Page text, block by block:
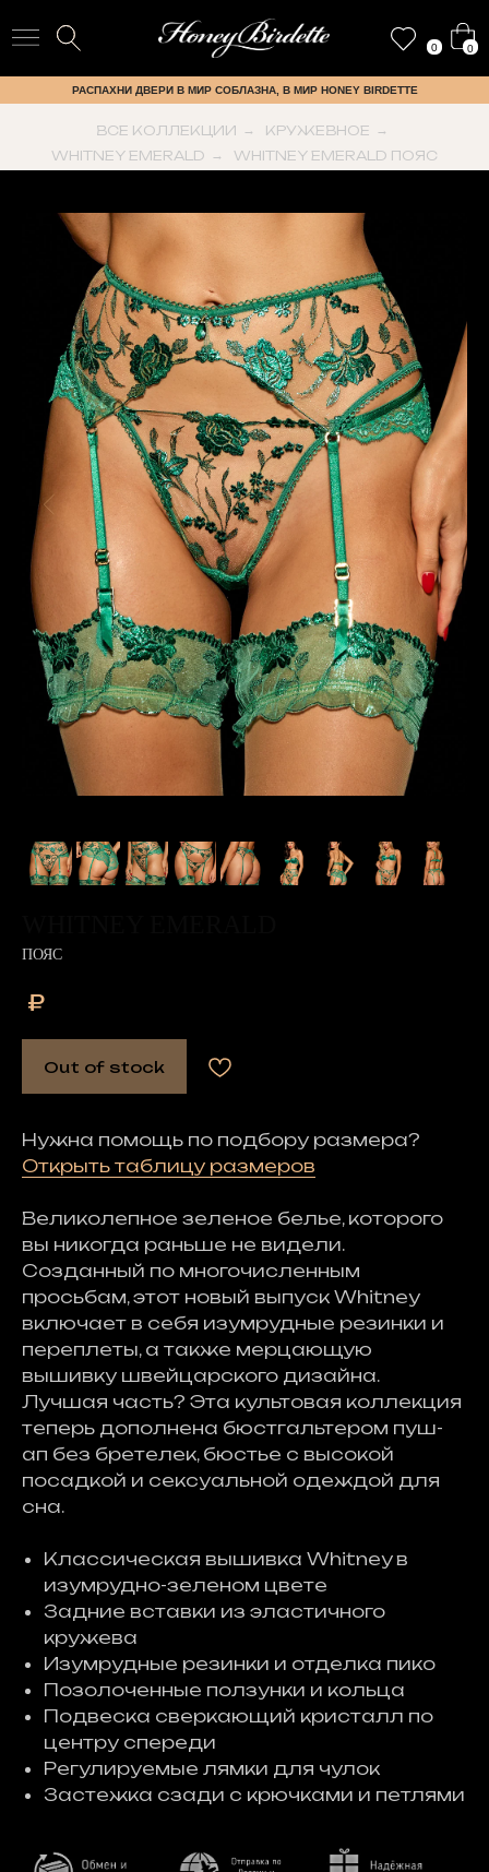
0 0
РАСПАХНИ ДВЕРИ В МИР СОБЛАЗНА, В МИР HONEY BIRDETTE
ВСЕ КОЛЛЕКЦИИ → КРУЖЕВНОЕ →
WHITNEY EMERALD → WHITNEY EMERALD ПОЯС
ПОЯС
₽
Out of stock
Нужна помощь по подбору размера?
Открыть таблицу размеров
Великолепное зеленое белье, которого
вы никогда раньше не видели.
Созданный по многочисленным
просьбам, этот новый выпуск Whitney
включает в себя изумрудные резинки и
переплеты, а также мерцающую
вышивку швейцарского дизайна.
Лучшая часть? Эта культовая коллекция
теперь дополнена бюстгальтером пуш-
ап без бретелек, бюстье с высокой
посадкой и сексуальной одеждой для
сна.
Классическая вышивка Whitney в
изумрудно-зеленом цвете
Задние вставки из эластичного
кружева
Изумрудные резинки и отделка пико
Позолоченные ползунки и кольца
Подвеска сверкающий кристалл по
центру спереди
Регулируемые лямки для чулок
Застежка сзади с крючками и петлями